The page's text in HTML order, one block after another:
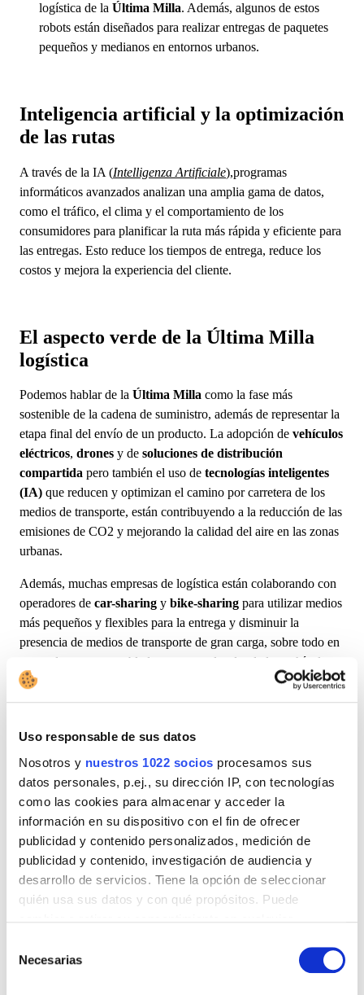
Uso responsable de sus datos
Nosotros y nuestros 1022 socios procesamos sus
datos personales, p.ej., su dirección IP, con tecnologías
como las cookies para almacenar y acceder la
información en su dispositivo con el fin de ofrecer
publicidad y contenido personalizados, medición de
publicidad y contenido, investigación de audiencia y
desarrollo de servicios. Tiene la opción de seleccionar
quién usa sus datos y con qué propósitos. Puede
el Menú de consentimiento.
Necesarias
logística de la Última Milla. Además, algunos de estos
robots están diseñados para realizar entregas de paquetes
pequeños y medianos en entornos urbanos.
Inteligencia artificial y la optimización
de las rutas
A través de la IA (Intelligenza Artificiale),programas
informáticos avanzados analizan una amplia gama de datos,
como el tráfico, el clima y el comportamiento de los
consumidores para planificar la ruta más rápida y eficiente para
las entregas. Esto reduce los tiempos de entrega, reduce los
costos y mejora la experiencia del cliente.
El aspecto verde de la Última Milla
logística
Podemos hablar de la Última Milla como la fase más
sostenible de la cadena de suministro, además de representar la
etapa final del envío de un producto. La adopción de vehículos
eléctricos, drones y de soluciones de distribución
compartida pero también el uso de tecnologías inteligentes
(IA) que reducen y optimizan el camino por carretera de los
medios de transporte, están contribuyendo a la reducción de las
emisiones de CO2 y mejorando la calidad del aire en las zonas
urbanas.
Además, muchas empresas de logística están colaborando con
operadores de car-sharing y bike-sharing para utilizar medios
más pequeños y flexibles para la entrega y disminuir la
presencia de medios de transporte de gran carga, sobre todo en
zonas densamente pobladas o peatonales donde los vehículos
tradicionales tienen dificultades de acceso.
entrega mediante transportistas locales o independientes
de sustancias tóxicas.
Estas soluciones ecológicas no solo contribuyen a reducir los
niveles de contaminación, sino también los costos logísticos y
los plazos de entrega, garantizando una visibilidad completa del
estado de las entregas y permitiendo intervenir con prontitud en
caso de imprevistos.
Desde mediados de septiembre de 2024, se está implementando
la habilitación de los trenes del metro para el transporte de